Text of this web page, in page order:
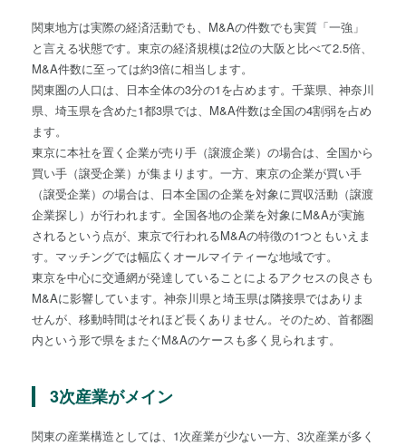
関東地方は実際の経済活動でも、M&Aの件数でも実質「一強」
と言える状態です。東京の経済規模は2位の大阪と比べて2.5倍、
M&A件数に至っては約3倍に相当します。
関東圏の人口は、日本全体の3分の1を占めます。千葉県、神奈川
県、埼玉県を含めた1都3県では、M&A件数は全国の4割弱を占め
ます。
東京に本社を置く企業が売り手（譲渡企業）の場合は、全国から
買い手（譲受企業）が集まります。一方、東京の企業が買い手
（譲受企業）の場合は、日本全国の企業を対象に買収活動（譲渡
企業探し）が行われます。全国各地の企業を対象にM&Aが実施
されるという点が、東京で行われるM&Aの特徴の1つともいえま
す。マッチングでは幅広くオールマイティーな地域です。
東京を中心に交通網が発達していることによるアクセスの良さも
M&Aに影響しています。神奈川県と埼玉県は隣接県ではありま
せんが、移動時間はそれほど長くありません。そのため、首都圏
内という形で県をまたぐM&Aのケースも多く見られます。
3次産業がメイン
関東の産業構造としては、1次産業が少ない一方、3次産業が多く